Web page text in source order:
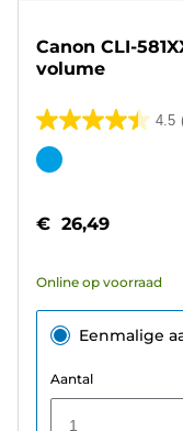
Canon CLI-
volume
4.5
4.5
van
sterren.
beoordelingen
Kleurencartridge
€ 26,49
Online op voorraad
Eenmalige
Aantal
1